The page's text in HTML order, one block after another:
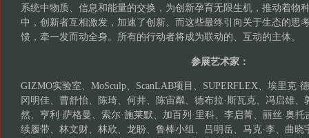
系统中物质、信息和能量的交换，为创新孕育无限生机，推动着物
中，创新者互相激发，加速了创新。而这些最终引向关于生态的
馈，牵一发而动全身。所有的行动者将成为联动的、互动的主体。
参展艺术家：
GIZMO实验室、MoSculp、ScanLAB项目、SUPERFLEX、埃里克·
冈明佳、曹舒怡、陈琦、何井、陈宙粼、德布拉·斯瓦克、冯启雄、
然、亨利·萨格曼、索尔·施莱默、加百列·里科、李启菁、丽丝·奥
续履带、林文财、林欣、龙盼、鲁棒小组、吕明岳、马克·李、曲晓